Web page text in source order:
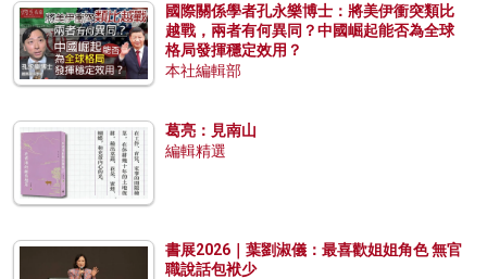
國際關係學者孔永樂博士：將美伊衝突類比
越戰，兩者有何異同？中國崛起能否為全球
格局發揮穩定效用？
本社編輯部
葛亮：見南山
編輯精選
書展2026｜葉劉淑儀：最喜歡姐姐角色 無官
職說話包袱少